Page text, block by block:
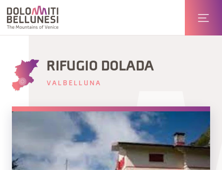
RIFUGIO DOLADA
VALBELLUNA